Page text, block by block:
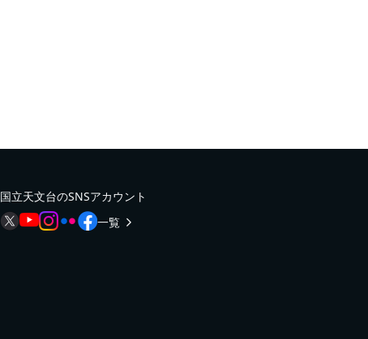
国立天文台のSNSアカウント
一覧